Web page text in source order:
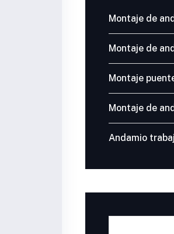
Montaje de
Montaje de
Montaje
Montaje de
Andamio